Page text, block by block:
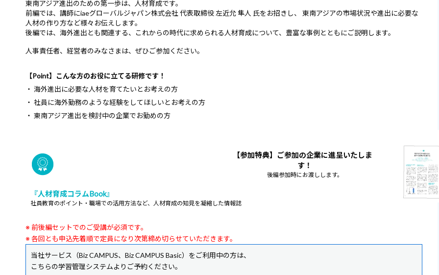
東南アジア進出のための第一歩は、人材育成です。
前編では、講師にiaeグローバルジャパン株式会社 代表取締役 左近允 隼人 氏をお招きし、 東南アジアの市場状況や進出に必要な
人材の作り方など様々お伝えします。
後編では、海外進出とも関連する、これからの時代に求められる人材育成について、豊富な事例とともにご説明します。
人事責任者、経営者のみなさまは、ぜひご参加ください。
【Point】こんな方のお役に立てる研修です！
・ 海外進出に必要な人材を育てたいとお考えの方
・ 社員に海外勤務のような経験をしてほしいとお考えの方
・ 東南アジア進出を検討中の企業でお勤めの方
【参加特典】ご参加の企業に進呈いたしま
す！
後編参加時にお渡しします。
『人材育成コラムBook』
社員教育のポイント・職場での活用方法など、人材育成の知見を凝縮した情報誌
※ 前後編セットでのご受講が必須です。
※ 各回とも申込先着順で定員になり次第締め切らせていただきます。
当社サービス（Biz CAMPUS、Biz CAMPUS Basic）をご利用中の方は、
こちらの学習管理システムよりご予約ください。